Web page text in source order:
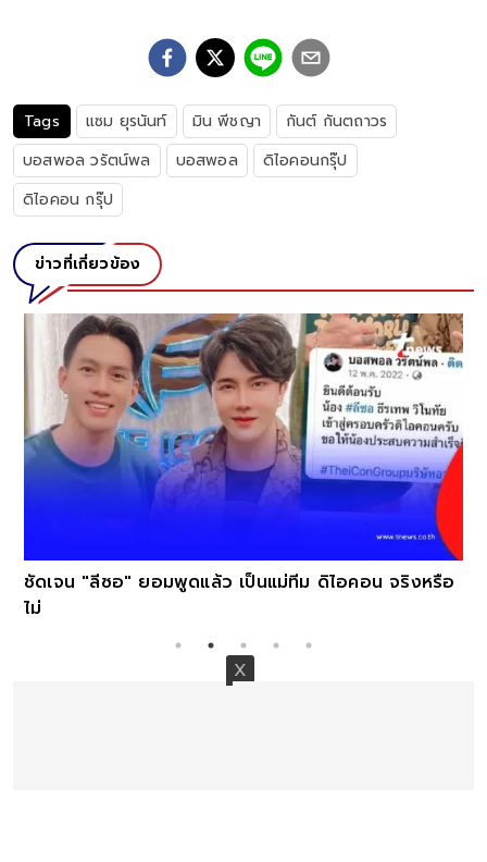
Tags แซม ยุรนันท์ มิน พีชญา
กันต์ กันตถาวร
บอสพอล วรัตน์พล
บอสพอล
ดิไอคอนกรุ๊ป
ดิไอคอน กรุ๊ป
ข่าวที่เกี่ยวข้อง
ชัดเจน "ลีซอ" ยอมพูดแล้ว เป็นแม่ทีม ดิไอคอน จริงหรือ
ไม่